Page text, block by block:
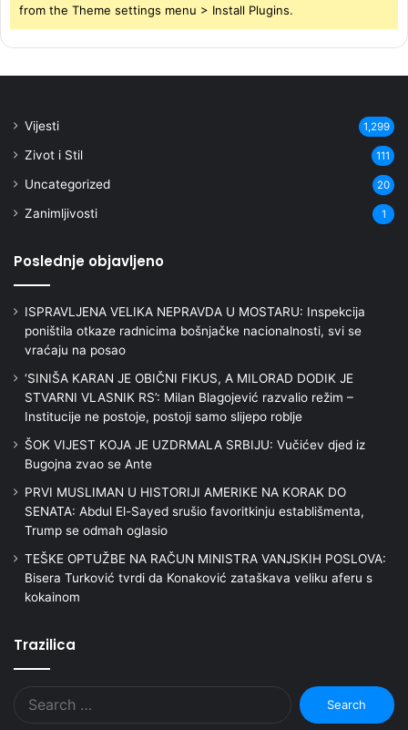
from the Theme settings menu > Install Plugins.
Vijesti 1,299
Zivot i Stil 111
Uncategorized 20
Zanimljivosti 1
Poslednje objavljeno
ISPRAVLJENA VELIKA NEPRAVDA U MOSTARU: Inspekcija
poništila otkaze radnicima bošnjačke nacionalnosti, svi se
vraćaju na posao
‘SINIŠA KARAN JE OBIČNI FIKUS, A MILORAD DODIK JE
STVARNI VLASNIK RS’: Milan Blagojević razvalio režim –
Institucije ne postoje, postoji samo slijepo roblje
ŠOK VIJEST KOJA JE UZDRMALA SRBIJU: Vučićev djed iz
Bugojna zvao se Ante
PRVI MUSLIMAN U HISTORIJI AMERIKE NA KORAK DO
SENATA: Abdul El-Sayed srušio favoritkinju establišmenta,
Trump se odmah oglasio
TEŠKE OPTUŽBE NA RAČUN MINISTRA VANJSKIH POSLOVA:
Bisera Turković tvrdi da Konaković zataškava veliku aferu s
kokainom
Trazilica
Search
for: